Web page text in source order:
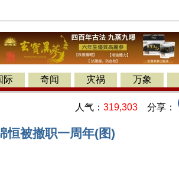
际 奇闻 灾祸 万象
人气： 319,303 分享：
恒被撤职一周年(图)